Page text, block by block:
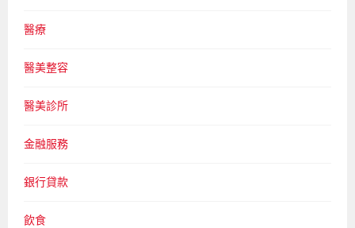
醫療
醫美整容
醫美診所
金融服務
銀行貸款
飲食